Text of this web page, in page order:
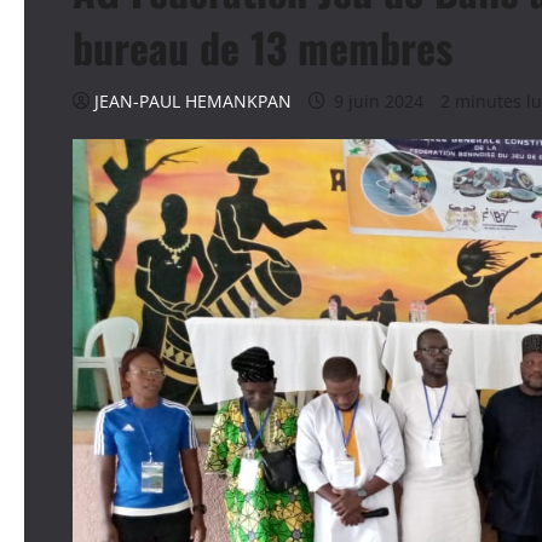
bureau de 13 membres
JEAN-PAUL HEMANKPAN 9 juin 2024 2 minutes